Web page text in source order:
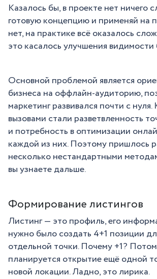
Казалось бы, в проекте нет ничего
готовую концепцию и применяй на
нет, на практике всё оказалось
это касалось улучшения видимости
Основной проблемой является
бизнеса на оффлайн-аудиторию,
маркетинг развивался почти с
вызовами стали разветвленность
и потребность в оптимизации
каждой из них. Поэтому пришлось
несколько нестандартными
вы узнаете дальше.
Формирование листингов
Листинг — это профиль, его
нужно было создать 4+1 позиции
отдельной точки. Почему +1?
планируется открытие ещё одной
новой локации. Ладно, это лирика.